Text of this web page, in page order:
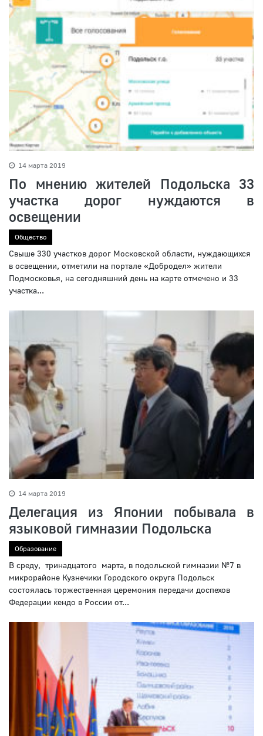
14 марта 2019
По мнению жителей Подольска 33
участка дорог нуждаются в
освещении
Общество
Свыше 330 участков дорог Московской области, нуждающихся
в освещении, отметили на портале «Добродел» жители
Подмосковья, на сегодняшний день на карте отмечено и 33
участка...
14 марта 2019
Делегация из Японии побывала в
языковой гимназии Подольска
Образование
В среду, тринадцатого марта, в подольской гимназии №7 в
микрорайоне Кузнечики Городского округа Подольск
состоялась торжественная церемония передачи доспехов
Федерации кендо в России от...